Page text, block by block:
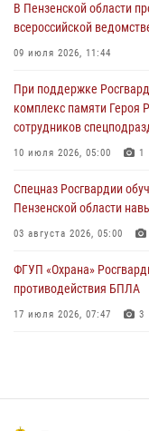
В Пензе сотрудники
дома
03 августа 2026, 05:59
Росгвардейцы
03 августа 2026, 05:15
В Пензенской области
всероссийской
09 июля 2026, 11:44
При поддержке
комплекс памяти Героя
сотрудников
10 июля 2026, 05:00 1
Спецназ Росгвардии
Пензенской области
03 августа 2026, 05:00
ФГУП «Охрана»
противодействия БПЛА
17 июля 2026, 07:47 3